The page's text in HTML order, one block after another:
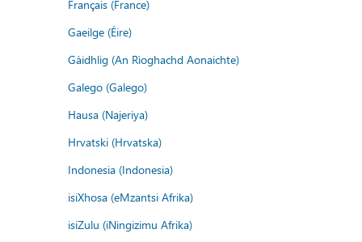
Français (France)
Gaeilge (Éire)
Gàidhlig (An Rìoghachd Aonaichte)
Galego (Galego)
Hausa (Najeriya)
Hrvatski (Hrvatska)
Indonesia (Indonesia)
isiXhosa (eMzantsi Afrika)
isiZulu (iNingizimu Afrika)